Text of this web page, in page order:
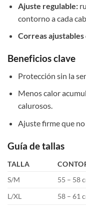
Ajuste regulable:
contorno a cada
Correas ajustables
Beneficios clave
Protección sin la
Menos calor
calurosos.
Ajuste firme que
Guía de tallas
TALLA
S/M
55 – 58
L/XL
58 – 61